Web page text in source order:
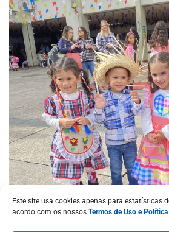
Este site usa cookies apenas para estatísticas
acordo com os nossos Termos de Uso e